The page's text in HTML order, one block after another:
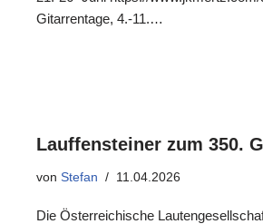
Gitarrentage, 4.-11.…
Lauffensteiner zum 350.
von Stefan 11.04.2026
Die Österreichische